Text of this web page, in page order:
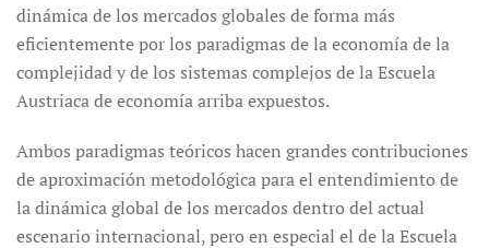
dinámica de los mercados globales de forma más
eficientemente por los paradigmas de la economía de la
complejidad y de los sistemas complejos de la Escuela
Austriaca de economía arriba expuestos.
Ambos paradigmas teóricos hacen grandes contribuciones
de aproximación metodológica para el entendimiento de
la dinámica global de los mercados dentro del actual
escenario internacional, pero en especial el de la Escuela